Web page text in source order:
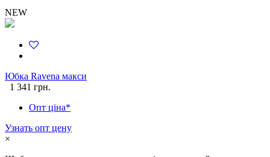
NEW
Юбка Ravena макси
1 341 грн.
Опт ціна*
Узнать опт цену
×